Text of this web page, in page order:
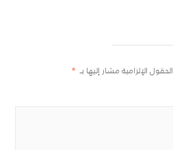
الحقول الإلزامية مشار إليها بـ *